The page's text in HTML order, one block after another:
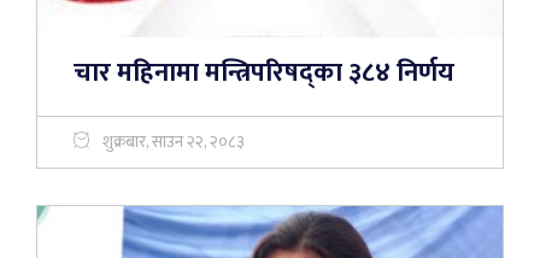
चार महिनामा मन्त्रिपरिषद्का ३८४ निर्णय
शुक्रबार, साउन २२, २०८३